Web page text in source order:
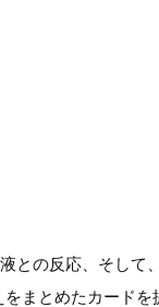
との反応、そして
まとめたカードを